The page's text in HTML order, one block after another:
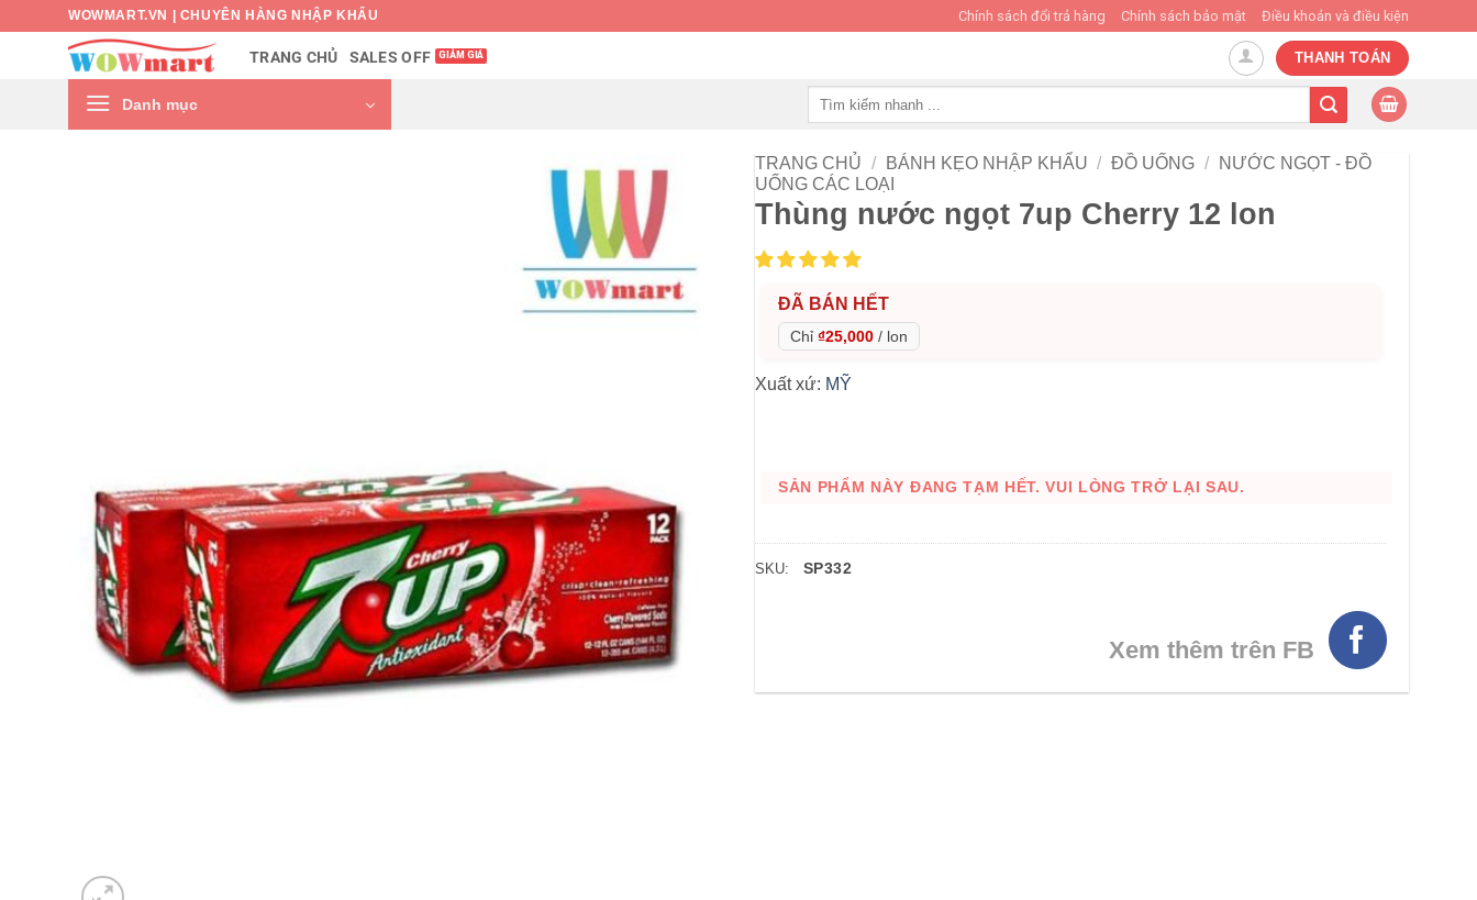
WOWMART.VN | CHUYÊN HÀNG NHẬP KHẨU Chính sách đổi trả hàng Chính sách bảo mật Điều khoản và điều kiện
TRANG CHỦ SALES OFF THANH TOÁN
Danh mục
TRANG CHỦ / BÁNH KẸO NHẬP KHẨU / ĐỒ UỐNG /
NƯỚC NGỌT - ĐỒ
UỐNG CÁC LOẠI
Thùng nước ngọt 7up Cherry 12 lon
ĐÃ BÁN HẾT
Chỉ ₫25,000 / lon
Xuất xứ: MỸ
SẢN PHẨM NÀY ĐANG TẠM HẾT. VUI LÒNG TRỞ LẠI SAU.
SKU: SP332
Xem thêm trên FB